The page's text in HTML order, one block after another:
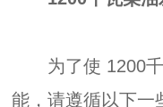
为了使 1200千
能，请遵循以下一